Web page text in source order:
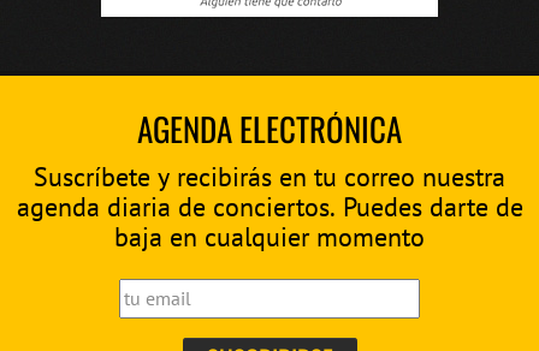
AGENDA ELECTRÓNICA
Suscríbete y recibirás en tu correo nuestra
agenda diaria de conciertos. Puedes darte de
baja en cualquier momento